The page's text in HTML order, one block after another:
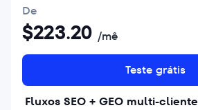
De
$223.20 /mê
Teste grátis
Fluxos SEO + GEO multi-cliente